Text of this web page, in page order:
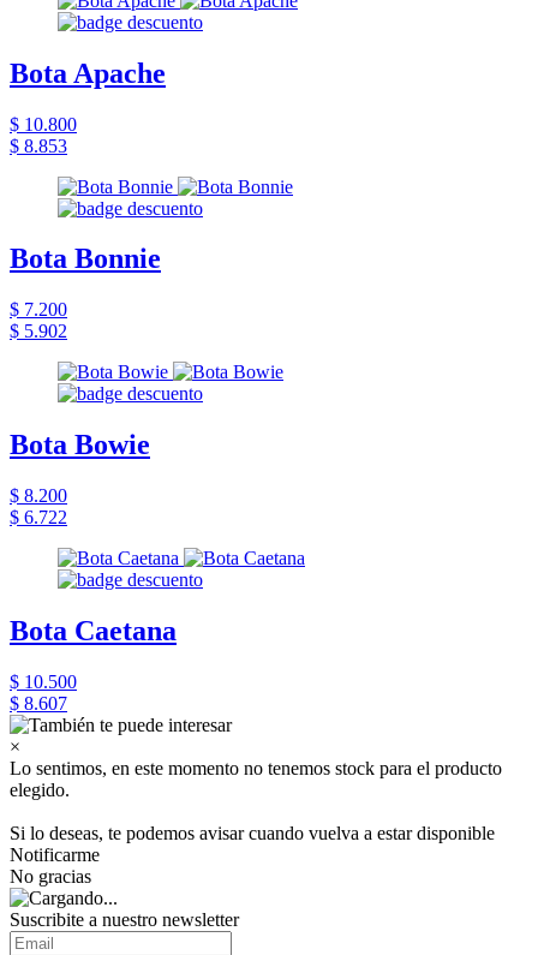
Bota Apache
$ 10.800
$ 8.853
Bota Bonnie
$ 7.200
$ 5.902
Bota Bowie
$ 8.200
$ 6.722
Bota Caetana
$ 10.500
$ 8.607
×
Lo sentimos, en este momento no tenemos stock para el producto
elegido.
Si lo deseas, te podemos avisar cuando vuelva a estar disponible
Notificarme
No gracias
Suscribite a nuestro newsletter